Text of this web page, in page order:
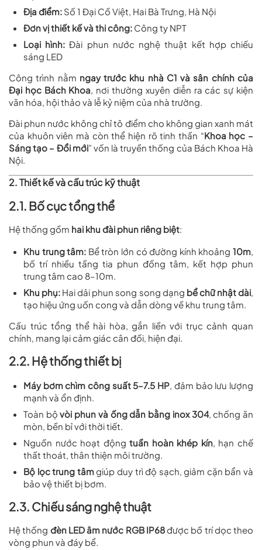
Địa điểm: Số 1 Đại Cồ Việt, Hai Bà Trưng, Hà Nội
Đơn vị thiết kế và thi công: Công ty NPT
Loại hình: Đài phun nước nghệ thuật kết hợp chiếu
sáng LED
Công trình nằm ngay trước khu nhà C1 và sân chính của
Đại học Bách Khoa , nơi thường xuyên diễn ra các sự kiện
văn hóa, hội thảo và lễ kỷ niệm của nhà trường.
Đài phun nước không chỉ tô điểm cho không gian xanh mát
của khuôn viên mà còn thể hiện rõ tinh thần “Khoa học –
Sáng tạo – Đổi mới” vốn là truyền thống của Bách Khoa Hà
Nội.
2. Thiết kế và cấu trúc kỹ thuật
2.1. Bố cục tổng thể
Hệ thống gồm hai khu đài phun riêng biệt:
Khu trung tâm: Bể tròn lớn có đường kính khoảng10m
bố trí nhiều tầng tia phun đồng tâm, kết hợp phun
trung tâm cao 8–10m.
Khu phụ: Hai dải phun song song dạng bể chữ nhật dài
tạo hiệu ứng uốn cong và dẫn dòng về khu trung tâm.
Cấu trúc tổng thể hài hòa, gắn liền với trục cảnh quan
chính, mang lại cảm giác cân đối, hiện đại.
2.2. Hệ thống thiết bị
Máy bơm chìm công suất 5–7.5 HP , đảm bảo lưu lượng
mạnh và ổn định.
Toàn bộvòi phun và ống dẫn bằng inox 304, chống ăn
mòn, bền bỉ với thời tiết.
Nguồn nước hoạt độngtuần hoàn khép kín, hạn chế
thất thoát, thân thiện môi trường.
Bộ lọc trung tâmgiúp duy trì độ sạch, giảm cặn bẩn và
bảo vệ thiết bị bơm.
2.3. Chiếu sáng nghệ thuật
Hệ thống đèn LED âm nước RGB IP68được bố trí dọc theo
vòng phun và đáy bể.